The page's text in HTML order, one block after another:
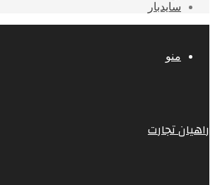
سایدبار
منو
راهیان تجارت